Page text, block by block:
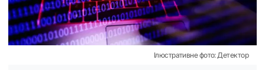
Ілюстративне фото: Детектор